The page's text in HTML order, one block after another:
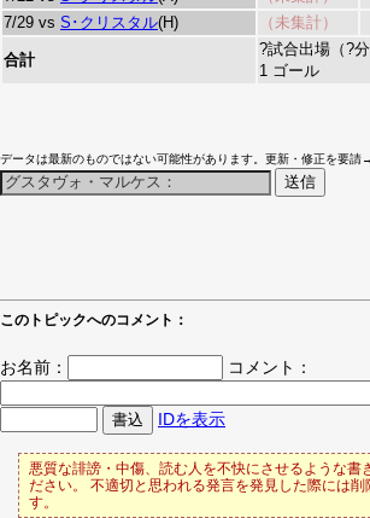
7/29 vs S･クリスタル(H) （未集計）
合計
?試合出場（?分
1 ゴール
データは最新のものではない可能性があります。更新・修正を要請→
このトピックへのコメント：
お名前：
コメント：
IDを表示
悪質な誹謗・中傷、読む人を不快にさせるような書
ださい。 不適切と思われる発言を発見した際には削
す。